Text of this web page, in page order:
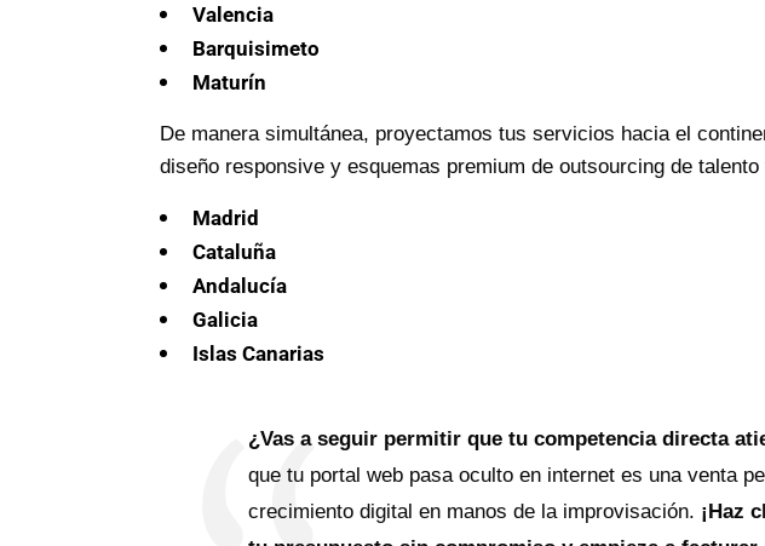
Valencia
Barquisimeto
Maturín
De manera simultánea, proyectamos tus servicios hacia el
diseño responsive y esquemas premium de outsourcing de
Madrid
Cataluña
Andalucía
Galicia
Islas Canarias
¿Vas a seguir permitir que tu competencia directa
que tu portal web pasa oculto en internet es una venta
crecimiento digital en manos de la improvisación. ¡Haz